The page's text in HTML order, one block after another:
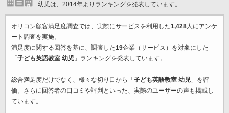
幼児は、2014年よりランキングを発表しています。
オリコン顧客満足度調査では、実際にサービスを利用した1,428人にアンケ
ート調査を実施。
満足度に関する回答を基に、調査した19企業（サービス）を対象にした
「 子ども英語教室 幼児」ランキングを発表しています。
総合満足度だけでなく、様々な切り口から「 子ども英語教室 幼児」を評
価。さらに回答者の口コミや評判といった、実際のユーザーの声も掲載し
ています。